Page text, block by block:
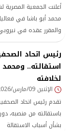
أعلنت الجمعية المصرية
والمقرر عقده في نيروبي يوم
رئيس اتحاد
استقالته..
لخلافته
الإثنين 09/مارس/2026 - 03:09 م
تقدم رئيس اتحاد
باستقالته من منصبه،
بشأن أسباب الاستقالة